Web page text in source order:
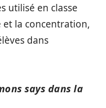
utilisé en classe
et la concentration,
dans
says dans la